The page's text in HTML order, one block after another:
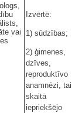
vai
Izvērtē:
1) sūdzības;
2) ģimenes,
dzīves,
reproduktīvo
anamnēzi, tai
skaitā
iepriekšējo